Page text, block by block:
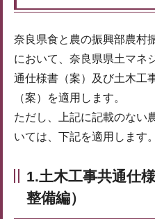
奈良県食と農の振興部農村
において、奈良県県土マネ
通仕様書（案）及び土木工
（案）を適用します。
ただし、上記に記載のない
いては、下記を適用します。
1.土木工事共通仕
整備編）